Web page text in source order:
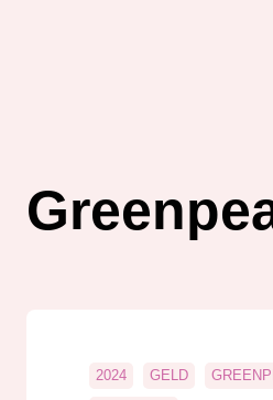
2024 GELD